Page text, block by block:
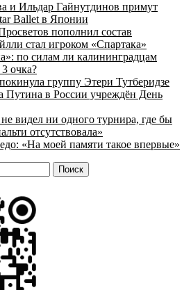
и Ильдар Гайнутдинов примут
Ballet в Японии
пополнил состав
стал игроком «Спартака»
по силам ли калининградцам
очка?
группу Этери Тутберидзе
Путина в России учреждён День
видел ни одного турнира, где бы
отсутствовала»
«На моей памяти такое впервые»